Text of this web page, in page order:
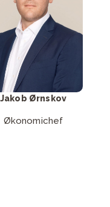
Ørnskov
Send mail
Jakob Ørnskov
Økonomichef